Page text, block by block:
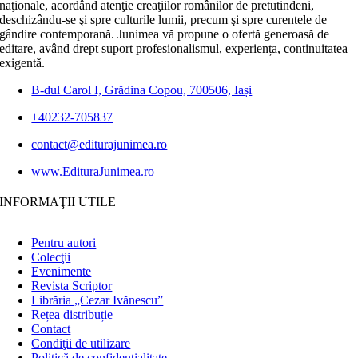
naţionale, acordând atenţie creaţiilor românilor de pretutindeni,
deschizându-se şi spre culturile lumii, precum şi spre curentele de
gândire contemporană. Junimea vă propune o ofertă generoasă de
editare, având drept suport profesionalismul, experiența, continuitatea
exigentă.
B-dul Carol I, Grădina Copou, 700506, Iași
+40232-705837
contact@editurajunimea.ro
www.EdituraJunimea.ro
INFORMAŢII UTILE
Pentru autori
Colecţii
Evenimente
Revista Scriptor
Librăria „Cezar Ivănescu”
Rețea distribuție
Contact
Condiţii de utilizare